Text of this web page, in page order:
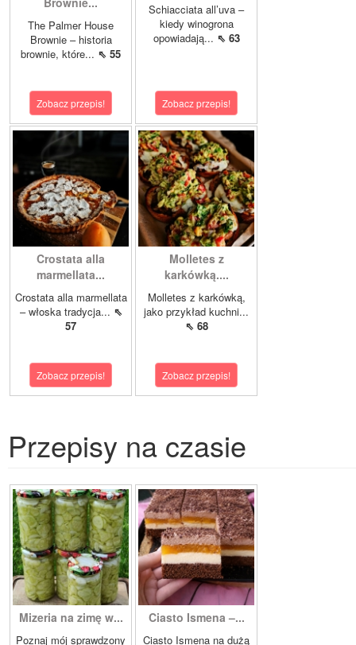
The Palmer House
Brownie – historia
brownie, które... ⇖ 55
Zobacz przepis!
Schiacciata all’uva –
kiedy winogrona
opowiadają... ⇖ 63
Zobacz przepis!
Crostata alla
marmellata...
Crostata alla marmellata
– włoska tradycja... ⇖
57
Zobacz przepis!
Molletes z
karkówką....
Molletes z karkówką,
jako przykład kuchni...
⇖ 68
Zobacz przepis!
Przepisy na czasie
Mizeria na zimę w...
Poznaj mój sprawdzony
Ciasto Ismena –...
Ciasto Ismena na dużą